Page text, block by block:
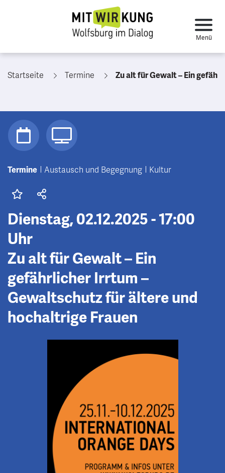
Startseite Termine Zu alt für Gewalt – Ein gefährlicher Irrtum – Gewaltschutz für ältere und
Termine Austausch und Begegnung Kultur
Dienstag, 02.12.2025 - 17:00
Uhr
Zu alt für Gewalt – Ein
gefährlicher Irrtum –
Gewaltschutz für ältere und
hochaltrige Frauen